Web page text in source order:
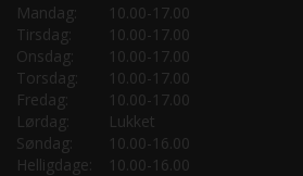
Mandag:
10.00-17.00
Tirsdag:
10.00-17.00
Onsdag:
10.00-17.00
Torsdag:
10.00-17.00
Fredag:
10.00-17.00
Lørdag:
Lukket
Søndag:
10.00-16.00
Helligdage:
10.00-16.00